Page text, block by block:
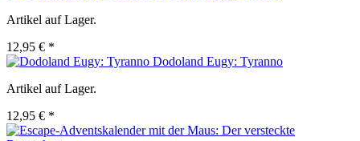
Artikel auf Lager.
12,95 € *
Dodoland Eugy: Tyranno
Artikel auf Lager.
12,95 € *